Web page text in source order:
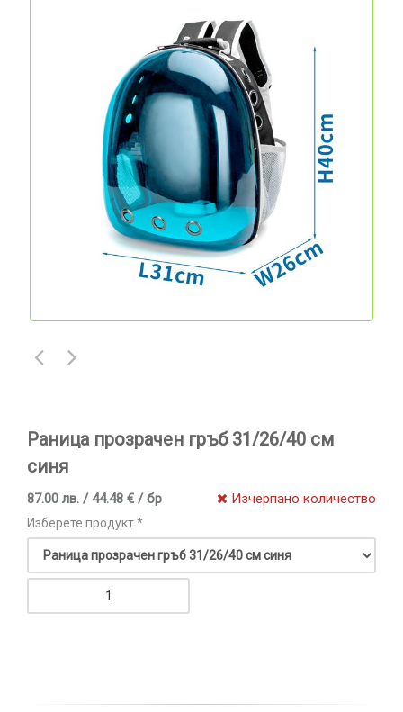
Раница прозрачен гръб 31/26/40 см
синя
87.00 лв. / 44.48 € / бр Изчерпано количество
Изберете продукт *